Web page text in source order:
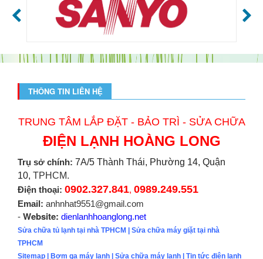
THÔNG TIN LIÊN HỆ
TRUNG TÂM LẮP ĐẶT - BẢO TRÌ - SỬA CHỮA
ĐIỆN LẠNH HOÀNG LONG
Trụ sở chính: 7A/5 Thành Thái, Phường 14, Quận
10, TPHCM.
Điện thoại: 0902.327.841, 0989.249.551
Email: anhnhat9551@gmail.com
- Website: dienlanhhoanglong.net
Sửa chữa tủ lạnh tại nhà TPHCM | Sửa chữa máy giặt tại nhà
TPHCM
Sitemap | Bơm ga máy lạnh | Sửa chữa máy lạnh | Tin tức điện lạnh